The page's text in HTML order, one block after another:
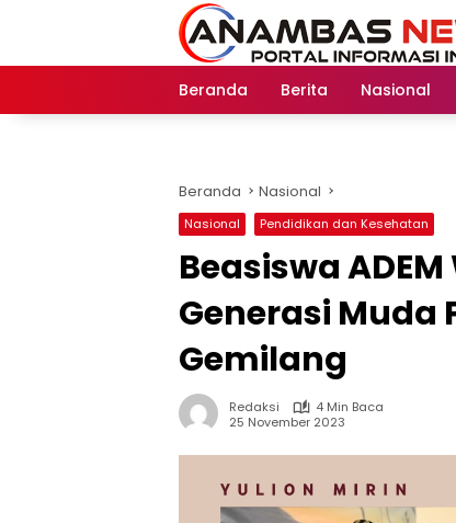
Beranda Berita Nasional
Beranda Nasional
Nasional Pendidikan dan Kesehatan
Beasiswa
Generasi Muda
Gemilang
Redaksi
4 Min Baca
25 November 2023